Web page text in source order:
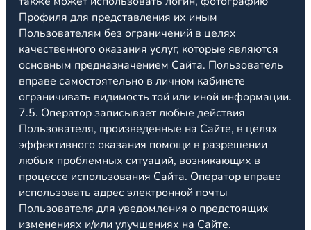
Профиля для представления их иным
Пользователям без ограничений в целях
качественного оказания услуг, которые являются
основным предназначением Сайта. Пользователь
вправе самостоятельно в личном кабинете
ограничивать видимость той или иной информации.
7.5. Оператор записывает любые действия
Пользователя, произведенные на Сайте, в целях
эффективного оказания помощи в разрешении
любых проблемных ситуаций, возникающих в
процессе использования Сайта. Оператор вправе
использовать адрес электронной почты
Пользователя для уведомления о предстоящих
изменениях и/или улучшениях на Сайте.